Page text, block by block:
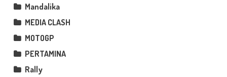
Mandalika
MEDIA CLASH
MOTOGP
PERTAMINA
Rally